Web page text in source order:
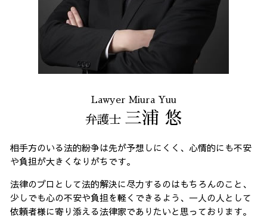
Lawyer Miura Yuu
弁護士 三浦 悠
相手方のいる法的紛争は先が予想しにくく、心情的にも不安
や負担が大きくなりがちです。
法律のプロとして法的解決に尽力するのはもちろんのこと、
少しでも心の不安や負担を軽くできるよう、一人の人として
依頼者様に寄り添える法律家でありたいと思っております。